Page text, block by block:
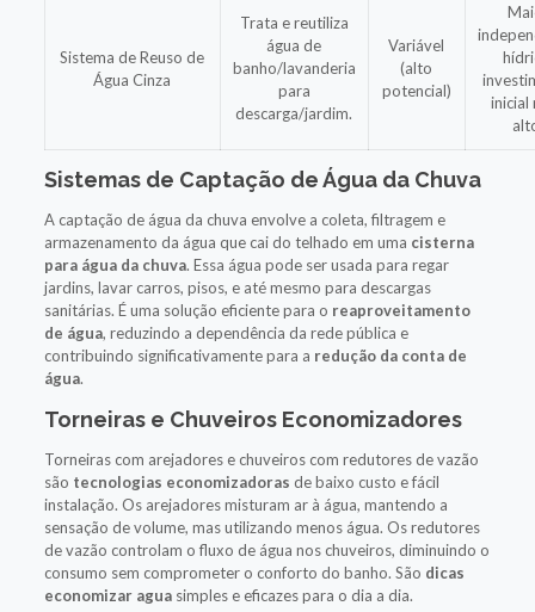
Sistema de Reuso de
Água Cinza
Trata e reutiliza
água de
banho/lavanderia
para
descarga/jardim.
Variável
(alto
potencial)
inicial
Sistemas de Captação de Água da Chuva
A captação de água da chuva envolve a coleta, filtragem e
armazenamento da água que cai do telhado em uma cisterna
para água da chuva. Essa água pode ser usada para regar
jardins, lavar carros, pisos, e até mesmo para descargas
sanitárias. É uma solução eficiente para o reaproveitamento
de água, reduzindo a dependência da rede pública e
contribuindo significativamente para a redução da conta de
água.
Torneiras e Chuveiros Economizadores
Torneiras com arejadores e chuveiros com redutores de vazão
são tecnologias economizadoras de baixo custo e fácil
instalação. Os arejadores misturam ar à água, mantendo a
sensação de volume, mas utilizando menos água. Os redutores
de vazão controlam o fluxo de água nos chuveiros, diminuindo o
consumo sem comprometer o conforto do banho. São dicas
economizar aguasimples e eficazes para o dia a dia.